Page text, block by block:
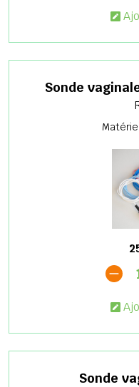
Sonde
Sonde